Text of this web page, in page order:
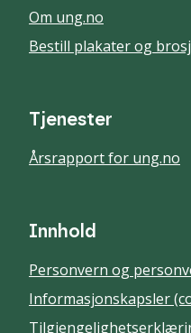
Om ung.no
Bestill plakater og
Tjenester
Årsrapport for ung.no
Innhold
Personvern og
Informasjonskapsler